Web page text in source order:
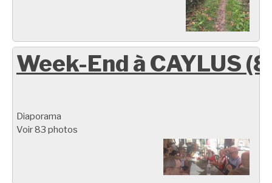
Week-End à CAYLUS
Diaporama
Voir 83 photos